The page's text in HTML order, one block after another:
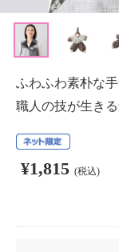
ふわふわ素朴な
職人の技が生き
¥1,815 (税込)